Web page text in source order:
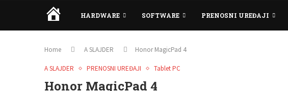
HOMEHARDWARE SOFTWARE PRENOSNI UREĐAJI
Home A SLAJDER Honor MagicPad 4
A SLAJDER PRENOSNI UREĐAJI Tablet PC
Honor MagicPad 4